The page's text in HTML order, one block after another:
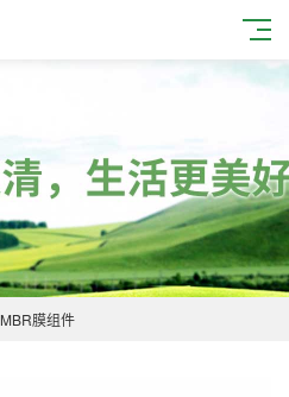
MBR膜组件